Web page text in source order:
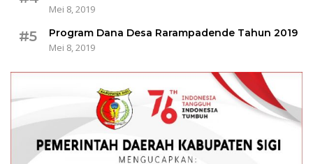
Mei 8, 2019
#5
Program Dana Desa Rarampadende Tahun 2019
Mei 8, 2019